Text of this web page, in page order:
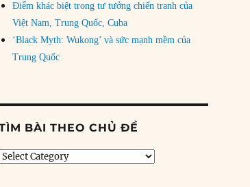
Điểm khác biệt trong tư tưởng chiến tranh của
Việt Nam, Trung Quốc, Cuba
‘Black Myth: Wukong’ và sức mạnh mềm của
Trung Quốc
BÀI THEO CHỦ ĐỀ
Tìm